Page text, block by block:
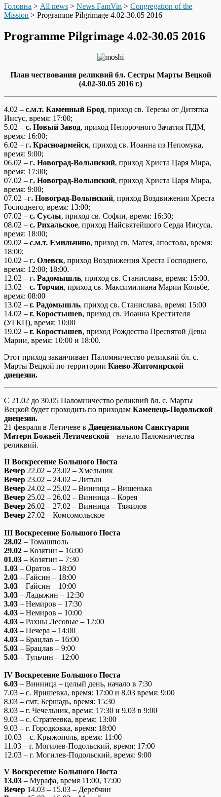
Головна > All news > News FamVin > Congregation of the
Mission > Programme Pilgrimage 4.02-30.05 2016
Programme Pilgrimage 4.02-30.05 2016
План чествования реликвий бл. Сестры Марты Вецкой
(4.02-30.05 2016 г.)
4.02 – с.м.т. Каменный Брод, приход св. Терезы от Дитятка
Иисус, время: 17:00;
5.02 – с. Новый Завод, приход Непорочного Зачатия ПДМ,
время: 16:00;
6.02 – г. Красноармейск, приход св. Иоанна из Непомука,
время: 9:00;
06.02 – г. Новоград-Волынский, приход Христа Царя Мира,
время: 17:00;
07.02 – г. Новоград-Волынский, приход Христа Царя Мира,
время: 9:00;
07.02 –г. Новоград-Волынский, приход Воздвижения Хреста
Господнего, время: 13:00;
07.02 – с. Суслы, приход св. Софии, время: 16:30;
08.02 – с. Рихальское, приход Найсвятейшого Серда Иисуса,
время: 18:00;
09.02 – с.м.т. Емильчино, приход св. Матея, апостола, время:
18:00;
10.02 – г. Олевск, приход Воздвижения Хреста Господнего,
время: 12:00; 18:00.
12.02 – г. Радомышль, приход св. Станислава, время: 15:00.
13.02 – с. Торчин, приход св. Максимилиана Марии Кольбе,
время: 08:00
13.02 – г. Радомышль, приход св. Станислава, время: 15:00
14.02 – г. Коростышев, приход св. Иоанна Крестителя
(УГКЦ), время: 10:00
19.02 – г. Коростышев, приход Рождества Пресвятой Девы
Марии, время: 10:00 и 18:00.
Этот приход заканчивает Паломничество реликвий бл. с.
Марты Вецкой по территории Киево-Житомирской
диецезии.
С 21.02 до 30.05 Паломничество реликвий бл. с. Марты
Вецкой будет проходить по приходам Каменець-Подольской
диецезии.
21 февраля в Летичеве в Диецезиальном Санктуарии
Матери Божьей Летичевской – начало Паломничества
реликвий.
ІІ Воскресение Большого Поста
Вечер 22.02 – 23.02 – Хмельник
Вечер 23.02 – 24.02 – Литын
Вечер 24.02 – 25.02 – Винница – Вишенька
Вечер 25.02 – 26.02 – Винница – Корея
Вечер 26.02 – 27.02 – Винница – Тяжилов
Вечер 27.02 – Комсомольское
ІІІ Воскресение Большого Поста
28.02 – Томашполь
29.02 – Козятин – 16:00
01.03 – Козятин – 7:30
1.03 – Оратов – 18:00
2.03 – Гайсин – 18:00
3.03 – Гайсин – 10:00
3.03 – Ладыжин – 12:30
3.03 – Немиров – 17:30
4.03 – Немиров – 10:00
4.03 – Рахны Лесовые – 12:00
4.03 – Печера – 14:00
4.03 – Брацлав – 16:00
5.03 – Брацлав – 9:00
5.03 – Тульчин – 12:00
IV Воскресение Большого Поста
6.03 – Винница – целый день, начало в 7:30
7.03 – с. Яришевка, время: 17:00 и 8.03 время: 9:00
8.03 – смт. Бершадь, время: 15:30
8.03 – г. Чечельник, время: 17:30 и 9.03 в 9:00
9.03 – с. Стратеевка, время: 13:00
9.03 – г. Городковка, время: 18:00
10.03 – с. Крыжополь, время: 11:00
11.03 – г. Могилев-Подольский, время: 17:00
12.03 – г. Могилев-Подольский, время: 9:00
V Воскресение Большого Поста
13.03 – Мурафа, время 11:00, 17:00
Вечер 14.03 – 15.03 – Деребчин